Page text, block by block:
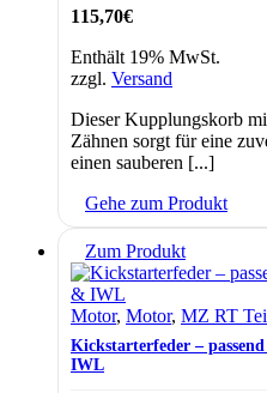
115,70€
Enthält 19% MwSt.
zzgl. Versand
Dieser Kupplungskorb
Zähnen sorgt für eine
einen sauberen [...]
Gehe zum Produkt
Zum Produkt
Motor, Motor, MZ RT
Kickstarterfeder –
IWL